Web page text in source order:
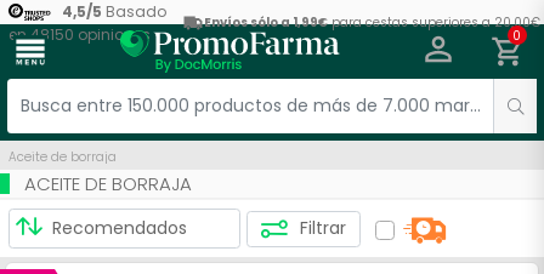
4,5/5 Basado
en48150 opiniones
Envíos sólo a 1,99€para cestas superiores a 20,00€
menu 0
Aceite de borraja
ACEITE DE BORRAJA
Filtrar